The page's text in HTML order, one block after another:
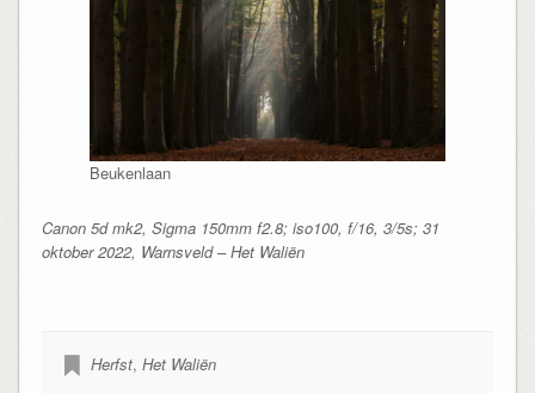
Beukenlaan
Canon 5d mk2, Sigma 150mm f2.8; iso100, f/16, 3/5s; 31
oktober 2022, Warnsveld – Het Waliën
Herfst, Het Waliën